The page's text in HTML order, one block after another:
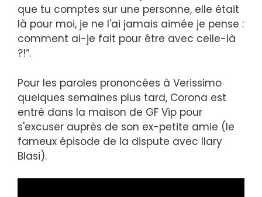
que tu comptes sur une personne, elle était
là pour moi, je ne l'ai jamais aimée je pense :
comment ai-je fait pour être avec celle-là
?!“.
Pour les paroles prononcées à Verissimo
quelques semaines plus tard, Corona est
entré dans la maison de GF Vip pour
s'excuser auprès de son ex-petite amie (le
fameux épisode de la dispute avec Ilary
Blasi).